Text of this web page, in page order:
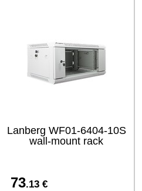
Lanberg WF01-6404-10S
wall-mount rack
73.13 €